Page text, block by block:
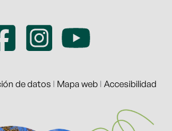
de datos I Mapa webI Accesibilidad